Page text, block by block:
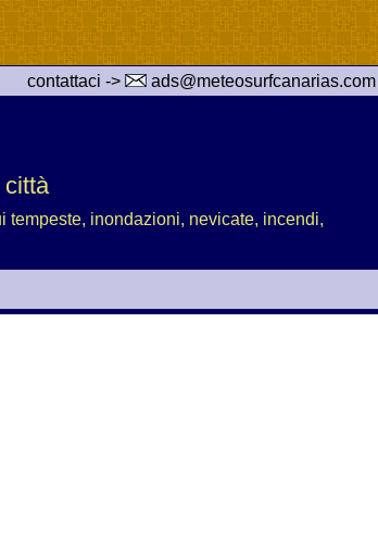
contattaci -> ads@meteosurfcanarias.com
città
tempeste, inondazioni, nevicate, incendi,